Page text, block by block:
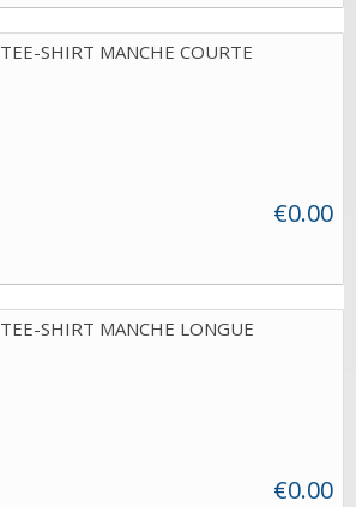
TEE-SHIRT MANCHE COURTE
€0.00
TEE-SHIRT MANCHE LONGUE
€0.00